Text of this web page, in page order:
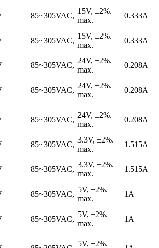
85~305VAC,
15V, ±2%.
max.
0.333A
85~305VAC,
15V, ±2%.
max.
0.333A
85~305VAC,
24V, ±2%.
max.
0.208A
85~305VAC,
24V, ±2%.
max.
0.208A
85~305VAC,
24V, ±2%.
max.
0.208A
85~305VAC,
3.3V, ±2%.
max.
1.515A
85~305VAC,
3.3V, ±2%.
max.
1.515A
85~305VAC,
5V, ±2%.
max.
1A
85~305VAC,
5V, ±2%.
max.
1A
5V, ±2%.